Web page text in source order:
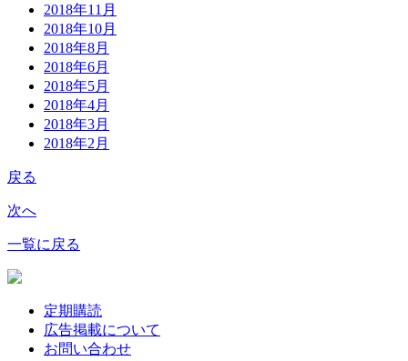
2018年11月
2018年10月
2018年8月
2018年6月
2018年5月
2018年4月
2018年3月
2018年2月
戻る
次へ
一覧に戻る
定期購読
広告掲載について
お問い合わせ